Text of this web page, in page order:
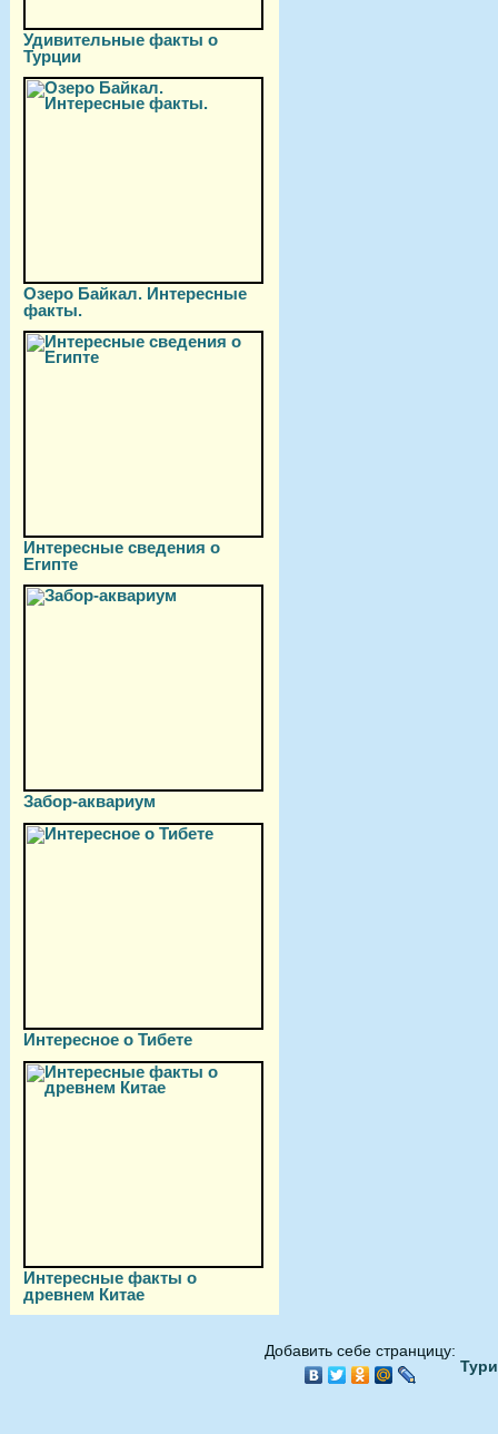
Удивительные факты о
Турции
Озеро Байкал. Интересные
факты.
Интересные сведения о
Египте
Забор-аквариум
Интересное о Тибете
Интересные факты о
древнем Китае
Добавить себе странцицу: